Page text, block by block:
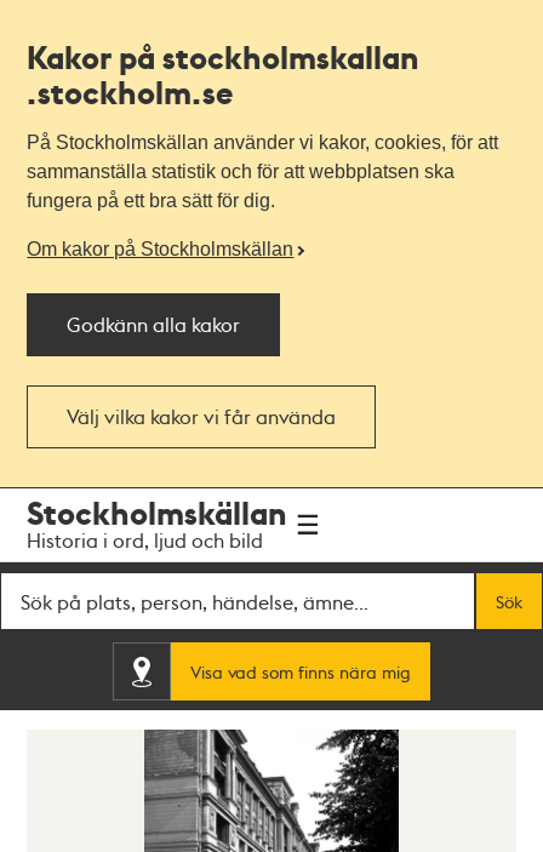
Kakor på stockholmskallan
.stockholm.se
På Stockholmskällan använder vi kakor, cookies, för att
sammanställa statistik och för att webbplatsen ska
fungera på ett bra sätt för dig.
Om kakor på Stockholmskällan
Godkänn alla kakor
Välj vilka kakor vi får använda
navigationen
huvudinnehållet
Stockholmskällan
Historia i ord, ljud och bild
Sök
Visa vad som finns nära mig